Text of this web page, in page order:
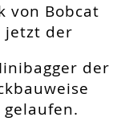
von Bobcat
jetzt der
der
gelaufen.